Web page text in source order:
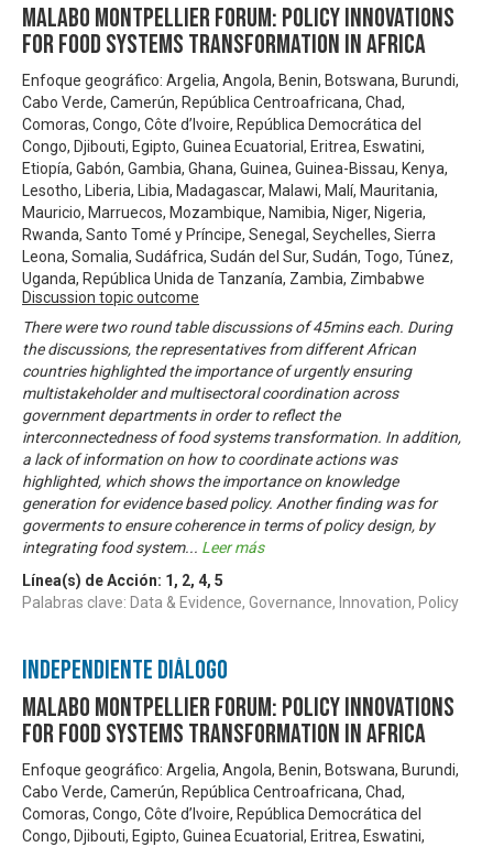
Malabo Montpellier Forum: Policy innovations
for food systems transformation in Africa
Enfoque geográfico: Argelia, Angola, Benin, Botswana, Burundi,
Cabo Verde, Camerún, República Centroafricana, Chad,
Comoras, Congo, Côte d’Ivoire, República Democrática del
Congo, Djibouti, Egipto, Guinea Ecuatorial, Eritrea, Eswatini,
Etiopía, Gabón, Gambia, Ghana, Guinea, Guinea-Bissau, Kenya,
Lesotho, Liberia, Libia, Madagascar, Malawi, Malí, Mauritania,
Mauricio, Marruecos, Mozambique, Namibia, Niger, Nigeria,
Rwanda, Santo Tomé y Príncipe, Senegal, Seychelles, Sierra
Leona, Somalia, Sudáfrica, Sudán del Sur, Sudán, Togo, Túnez,
Uganda, República Unida de Tanzanía, Zambia, Zimbabwe
Discussion topic outcome
There were two round table discussions of 45mins each. During
the discussions, the representatives from different African
countries highlighted the importance of urgently ensuring
multistakeholder and multisectoral coordination across
government departments in order to reflect the
interconnectedness of food systems transformation. In addition,
a lack of information on how to coordinate actions was
highlighted, which shows the importance on knowledge
generation for evidence based policy. Another finding was for
goverments to ensure coherence in terms of policy design, by
integrating food system... Leer más
Línea(s) de Acción: 1 , 2, 4, 5
Palabras clave: Data & Evidence, Governance, Innovation, Policy
Independiente Diálogo
Malabo Montpellier Forum: Policy innovations
for food systems transformation in Africa
Enfoque geográfico: Argelia, Angola, Benin, Botswana, Burundi,
Cabo Verde, Camerún, República Centroafricana, Chad,
Comoras, Congo, Côte d’Ivoire, República Democrática del
Congo, Djibouti, Egipto, Guinea Ecuatorial, Eritrea, Eswatini,